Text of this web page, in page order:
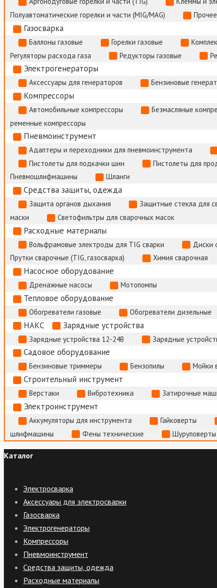
Полуавтоматические горелки и части (MIG/MAG)
Газосварка
Баллоны газовые Горелки газовые
Регуляторы расхода газа
Редукторы газовые
Электрогенераторы
Аксессуары для генераторов Бензиновые
Компрессоры
Автомобильные компрессоры
Безмасляные
ременные компрессоры
Пневмоинструмент
Адаптеры и переходники для пневмоинструмента
Пистолеты для подкачки шин
Пистолеты для
Пневмошлифмашины
Шланги
Средства защиты, одежда
Защита органов дыхания
Защитные стекла для
маски
Светофильтры для сварочных масок
Расходные материалы
Вольфрамовые электроды для TIG сварки
Диски
Прутки сварочные (TIG, газосварка)
Химия сварочная
Насосное оборудование
Дренажные насосы Мотопомпы
Тепловое оборудование
Обогреватели газовые Обогреватели дизельные
НАКС Зарядные устройства
Зарядные устройства 12-24В Зарядные
Садовое оборудование
Бензиновые триммеры Бензопилы Мойки
Строительный инструмент
Верстаки Вибротехника Затирочные
Электроинструмент
Аккумуляторы для инструмента
Гайковерты
шлифмашины
Фены технические
Каталог
Электросварка
Аксессуары для электросварки
Газосварка
Электрогенераторы
Компрессоры
Пневмоинструмент
Средства защиты, одежда
Расходные материалы